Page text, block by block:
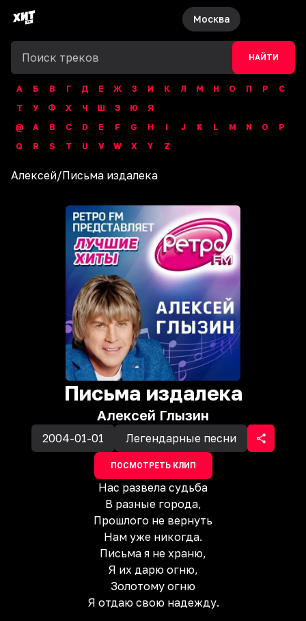
Москва
НАЙТИ
А Б В Г Д Е Ж З И К Л М Н О П Р
С
Т
У Ф Х Ч Ш Э Ю
Я
@
A B C D E F G H I J K L M N O
P
Q
R S T U V W X Y Z
Алексей/Письма издалека
Письма издалека
Алексей Глызин
2004-01-01 Легендарные песни
ПОСМОТРЕТЬ КЛИП
Нас развела судьба
В разные города,
Прошлого не вернуть
Нам уже никогда.
Письма я не храню,
Я их дарю огню,
Золотому огню
Я отдаю свою надежду.